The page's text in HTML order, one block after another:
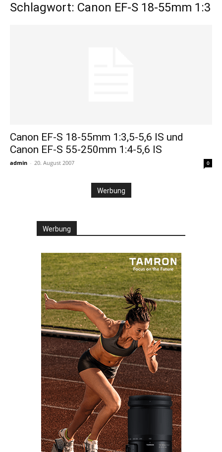
Schlagwort: Canon EF-S 18-55mm 1:3
Canon EF-S 18-55mm 1:3,5-5,6 IS und
Canon EF-S 55-250mm 1:4-5,6 IS
admin - 20. August 2007 0
Werbung
Werbung